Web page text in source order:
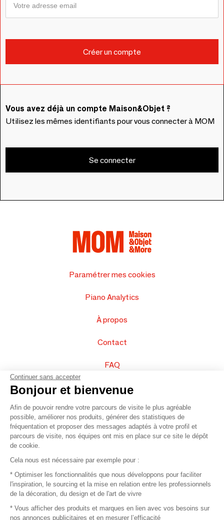
Vous avez déjà un compte Maison&Objet ?
Utilisez les mêmes identifiants pour vous connecter à MOM
Se connecter
Paramétrer mes cookies
Piano Analytics
À propos
Contact
FAQ
Vendez vos produits
Plan du site
© 2016 –Organisation SAFI
Recrutement
Continuer sans accepter
Bonjour et bienvenue
Afin de pouvoir rendre votre parcours de visite le plus agréable
possible, améliorer nos produits, générer des statistiques de
fréquentation et proposer des messages adaptés à votre profil et
parcours de visite, nos équipes ont mis en place sur ce site le dépôt
de cookie.
Cela nous est nécessaire par exemple pour :
* Optimiser les fonctionnalités que nous développons pour faciliter
l'inspiration, le sourcing et la mise en relation entre les professionnels
de la décoration, du design et de l'art de vivre
* Vous afficher des produits et marques en lien avec vos besoins sur
nos annonces publicitaires et en mesurer l’efficacité